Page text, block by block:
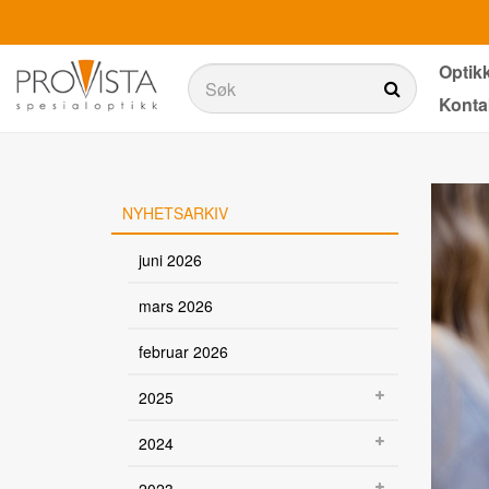
Søk
Aktiviteter i dagliglivet
Optikkbutikker med et utvalg av våre produkter
NYHETSARKIV
juni 2026
mars 2026
februar 2026
2025
2024